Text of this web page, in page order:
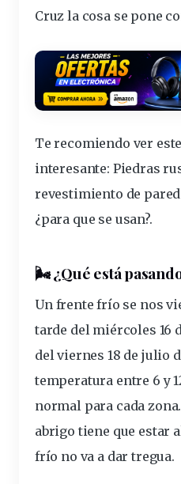
Cruz la cosa se pone
Te recomiendo ver
interesante: Piedras
revestimiento de
¿para que se usan?.
🌬️ ¿Qué está
Un frente frío se nos
tarde del miércoles 16
del viernes 18 de julio
temperatura entre 6 y
normal para cada
abrigo tiene que estar
frío no va a dar tregua.